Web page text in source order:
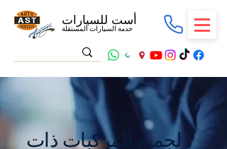
أست للسيارات
خدمة السيارات المستقلة
لجميع المركبات ذات